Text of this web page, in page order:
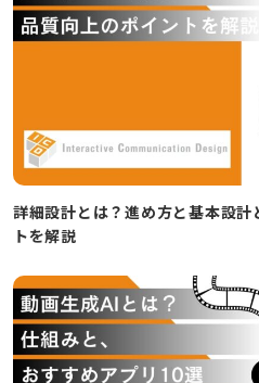
詳細設計とは？進め方と基本設
トを解説